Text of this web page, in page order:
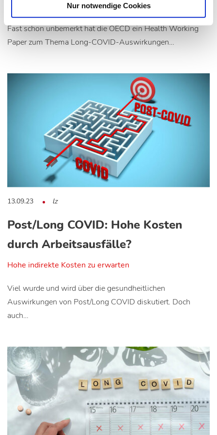
Nur notwendige Cookies
Bis zu 1,04 Billionen USD pro Jahr
Fast schon unbemerkt hat die OECD ein Health Working
Paper zum Thema Long-COVID-Auswirkungen…
13.09.23 lz
Post/Long COVID: Hohe Kosten
durch Arbeitsausfälle?
Hohe indirekte Kosten zu erwarten
Viel wurde und wird über die gesundheitlichen
Auswirkungen von Post/Long COVID diskutiert. Doch
auch…